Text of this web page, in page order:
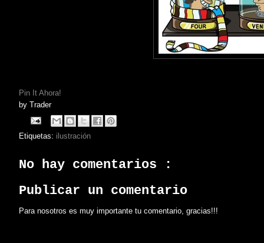
Pin It Ahora!
by Trader
Etiquetas: ilustración
No hay comentarios :
Publicar un comentario
Para nosotros es muy importante tu comentario, gracias!!!